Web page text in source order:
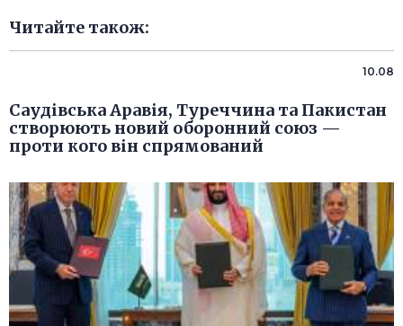
Читайте також:
10.08
Саудівська Аравія, Туреччина та Пакистан
створюють новий оборонний союз —
проти кого він спрямований